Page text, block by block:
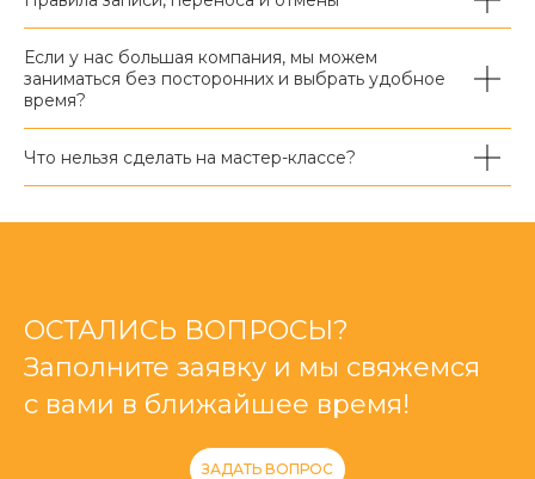
Если у нас большая компания, мы можем
заниматься без посторонних и выбрать удобное
время?
Что нельзя сделать на мастер-классе?
ОСТАЛИСЬ ВОПРОСЫ?
Заполните заявку и мы свяжемся
с вами в ближайшее время!
ЗАДАТЬ ВОПРОС